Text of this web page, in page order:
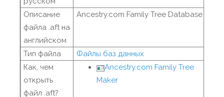
Описание
файла .aft на
английском
Ancestry.com Family Tree Database
Тип файла
Файлы баз данных
Как, чем
открыть
файл .aft?
Ancestry.com Family Tree
Maker